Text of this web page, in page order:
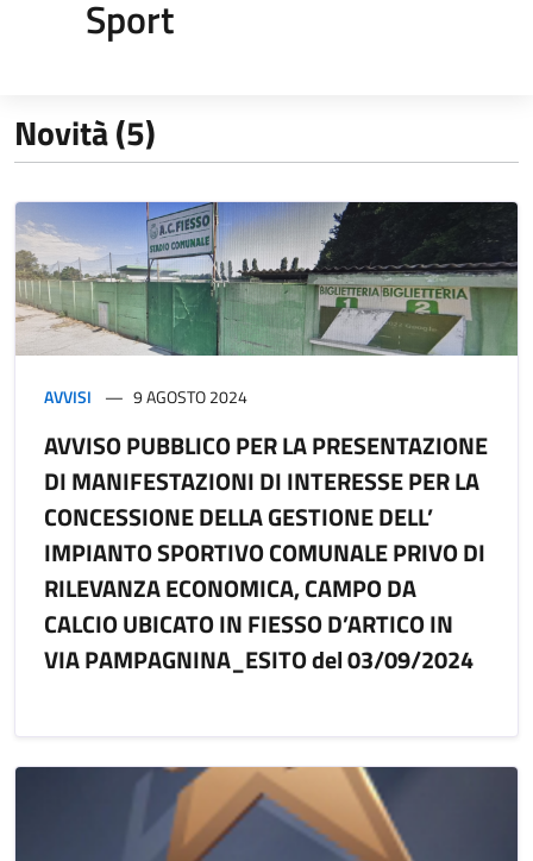
Sport
Novità (5)
AVVISI 9 AGOSTO 2024
AVVISO PUBBLICO PER LA PRESENTAZIONE
DI MANIFESTAZIONI DI INTERESSE PER LA
CONCESSIONE DELLA GESTIONE DELL’
IMPIANTO SPORTIVO COMUNALE PRIVO DI
RILEVANZA ECONOMICA, CAMPO DA
CALCIO UBICATO IN FIESSO D’ARTICO IN
VIA PAMPAGNINA_ESITO del 03/09/2024